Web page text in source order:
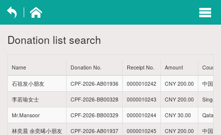
Donation list search
Name Donation No. Receipt No. Amount
石祖发小朋友 CPF-2026-AB01936 0000010242 CNY 200.00 中国贵
李若瑜女士 CPF-2026-BB00328 0000010243 CNY 200.00
Mr.Mansoor CPF-2026-BB00329 0000010244 CNY 30.00 Qatar
林奕晨 余奕晞小朋友 CPF-2026-AB01937 0000010245 CNY 200.00 中国福